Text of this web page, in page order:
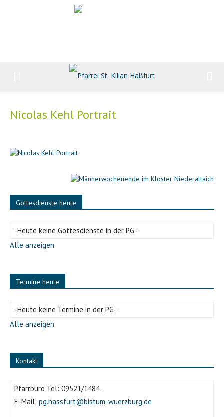
Nicolas Kehl Portrait
Gottesdienste heute
-Heute keine Gottesdienste in der PG-
Alle anzeigen
Termine heute
-Heute keine Termine in der PG-
Alle anzeigen
Kontakt
Pfarrbüro Tel: 09521/1484
E-Mail: pg.hassfurt@bistum-wuerzburg.de